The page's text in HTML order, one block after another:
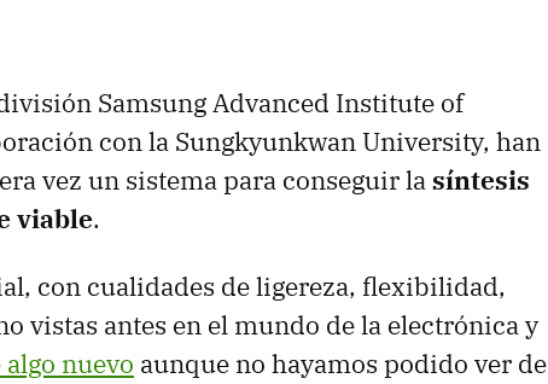
Samsung Advanced Institute of
con la Sungkyunkwan University, han
vez un sistema para conseguir lasíntesis
viable.
con cualidades de ligereza, flexibilidad,
vistas antes en el mundo de la electrónica y
nuevo aunque no hayamos podido ver de